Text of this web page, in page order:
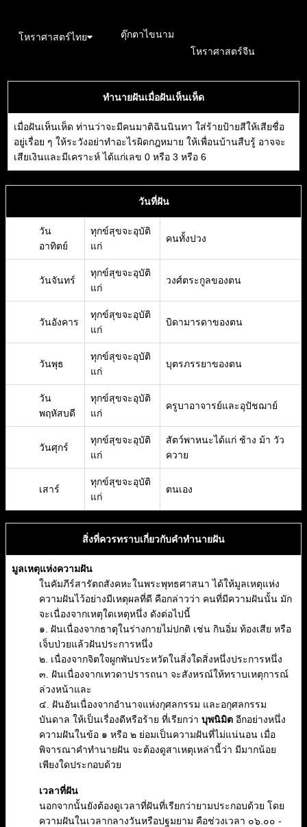
โหราศาสตร์ไทย
ตุ๊กตาไขนาม
โหราศาสตร์จีน
ทำนายฝันเมื่อฝันเห็นเห็ด
เมื่อฝันเห็นเห็ด ท่านว่าจะมีคนมาติฉินนินทา ใส่ร้ายป้ายสีให้เสียชื่อ
อยู่เรื่อย ๆ ให้ระวังอย่าทำอะไรผิดกฎหมาย ให้เพื่อนบ้านสืบรู้ อาจจะ
เสียเงินและมีเคราะห์ ได้แก่เลข 0 หรือ 3 หรือ 6
วันที่ฝัน
วัน
อาทิตย์
ทุกข์สุขจะอุบัติ
แก่
คนทั้งปวง
วันจันทร์
ทุกข์สุขจะอุบัติ
แก่
วงศ์ตระกูลของตน
วันอังคาร
ทุกข์สุขจะอุบัติ
แก่
บิดามารดาของตน
วันพุธ
ทุกข์สุขจะอุบัติ
แก่
บุตรภรรยาของตน
วัน
พฤหัสบดี
ทุกข์สุขจะอุบัติ
แก่
ครูบาอาจารย์และอุปัชฌาย์
วันศุกร์
ทุกข์สุขจะอุบัติ
แก่
สัตว์พาหนะได้แก่ ช้าง ม้า วัว
ควาย
เสาร์
ทุกข์สุขจะอุบัติ
แก่
ตนเอง
สิ่งที่ควรทราบเกี่ยวกับคำทำนายฝัน
มูลเหตุแห่งความฝัน
ในคัมภีร์สารัตถสังคหะในพระพุทธศาสนา ได้ให้มูลเหตุแห่ง
ความฝันไว้อย่างมีเหตุผลที่ดี คือกล่าวว่า คนที่มีความฝันนั้น มัก
จะเนื่องจากเหตุใดเหตุหนึ่ง ดังต่อไปนี้
๑. ฝันเนื่องจากธาตุในร่างกายไม่ปกติ เช่น กินอิ่ม ท้องเสีย หรือ
เจ็บป่วยแล้วฝันประการหนึ่ง
๒. เนื่องจากจิตใจผูกพันประหวัดในสิ่งใดสิ่งหนึ่งประการหนึ่ง
๓. ฝันเนื่องจากเทวดาปรารถนา จะสังหรณ์ให้ทราบเหตุการณ์
ล่วงหน้าและ
๔. ฝันอันเนื่องจากอำนาจแห่งกุศลกรรม และอกุศลกรรม
บันดาล ให้เป็นเรื่องดีหรือร้าย ที่เรียกว่า บุพนิมิต อีกอย่างหนึ่ง
ความฝันในข้อ ๑ หรือ ๒ ย่อมเป็นความฝันที่ไม่แน่นอน เมื่อ
พิจารณาคำทำนายฝัน จะต้องดูสาเหตุเหล่านี้ว่า มีมากน้อย
เพียงใดประกอบด้วย
เวลาที่ฝัน
นอกจากนั้นยังต้องดูเวลาที่ฝันที่เรียกว่ายามประกอบด้วย โดย
ความฝันในเวลากลางวันหรือปฐมยาม คือช่วงเวลา ๐๖.๐๐ -